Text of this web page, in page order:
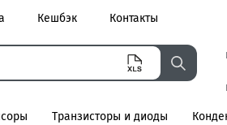
Кешбэк Контакты
Транзисторы и диоды